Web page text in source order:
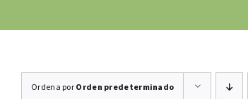
Ordena por Orden predeterminado